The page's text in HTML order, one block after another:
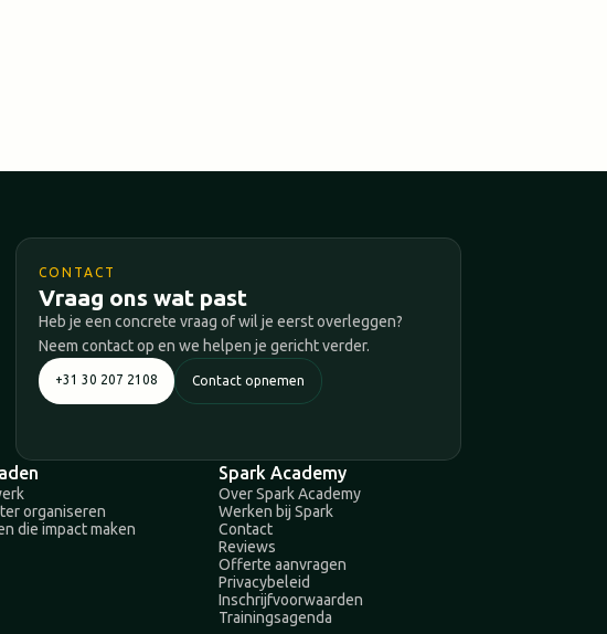
CONTACT
Vraag ons wat past
Heb je een concrete vraag of wil je eerst overleggen?
Neem contact op en we helpen je gericht verder.
+31 30 207 2108 Contact opnemen
organiseren
die impact maken
Spark Academy
Over Spark Academy
Werken bij Spark
Contact
Reviews
Offerte aanvragen
Privacybeleid
Inschrijfvoorwaarden
Trainingsagenda